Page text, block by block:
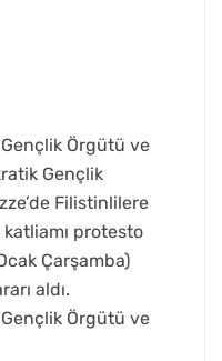
Örgütü ve
Gençlik
Filistinlilere
protesto
Çarşamba)
aldı.
Örgütü ve